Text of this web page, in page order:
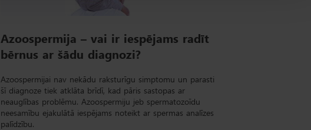
Azoospermija – vai ir iespējams radīt
bērnus ar šādu diagnozi?
Azoospermijai nav nekādu raksturīgu simptomu un parasti
šī diagnoze tiek atklāta brīdī, kad pāris sastopas ar
neauglības problēmu. Azoospermiju jeb spermatozoīdu
neesamību ejakulātā iespējams noteikt ar spermas analīzes
palīdzību.